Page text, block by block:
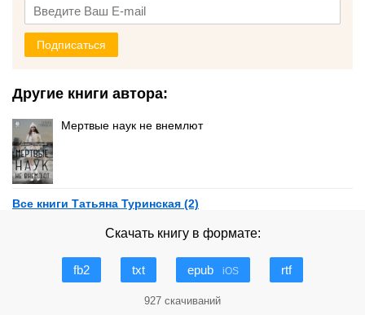
Подписаться
Другие книги автора:
Мертвые наук не внемлют
Все книги Татьяна Туринская (2)
Скачать книгу в формате:
fb2 txt epub iOS rtf
927 скачиваний